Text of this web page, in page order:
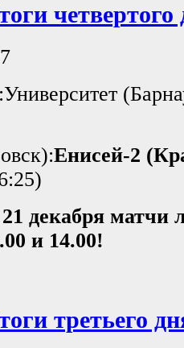
четвертого
Енисей-2
декабря матчи
и 14.00!
третьего